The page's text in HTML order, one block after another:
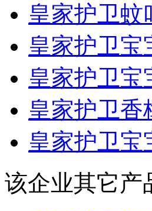
皇家护卫蚊
皇家护卫宝
皇家护卫宝
皇家护卫香
皇家护卫宝
该企业其它产